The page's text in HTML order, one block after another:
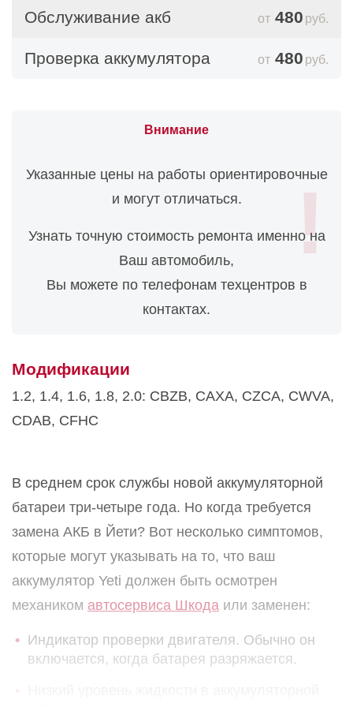
Обслуживание акб 480 руб.
Проверка аккумулятора 480 руб.
Внимание
Указанные цены на работы ориентировочные
и могут отличаться.
Узнать точную стоимость ремонта именно на
Ваш автомобиль,
Вы можете по телефонам техцентров в
контактах.
Модификации
1.2, 1.4, 1.6, 1.8, 2.0: CBZB, CAXA, CZCA, CWVA,
CDAB, CFHC
В среднем срок службы новой аккумуляторной
батареи три-четыре года. Но когда требуется
замена АКБ в Йети? Вот несколько симптомов,
которые могут указывать на то, что ваш
аккумулятор Yeti должен быть осмотрен
механиком автосервиса Шкода или заменен:
Индикатор проверки двигателя. Обычно он
включается, когда батарея разряжается.